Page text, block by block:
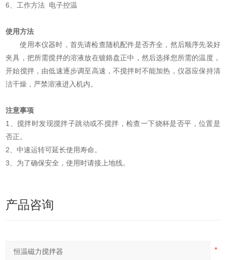
6、工作方法 电子控温
使用方法
使用本仪器时，首先请检查随机配件是否齐全，然后顺序先装好
夹具，把所需搅拌的溶液放在镀鉻盘正中，然后选择您所需的温度，
开始搅拌，由低速逐步调至高速，不搅拌时不能加热，仪器应保持清
洁干燥，严禁溶液进入机内。
注意事项
1、搅拌时发现搅拌子跳动或不搅拌，检查一下烧杯是否平，位置是
否正。
2、中速运转可延长使用寿命。
3、为了确保安全，使用时请接上地线。
产品咨询